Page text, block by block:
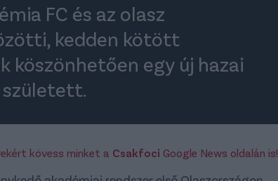
FC és az olasz
kedden kötött
köszönhetően egy új hazai
kövess minket a Csakfoci Google News oldalán is!